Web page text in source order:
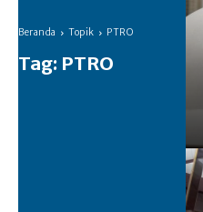
Beranda Topik PTRO
Tag: PTRO